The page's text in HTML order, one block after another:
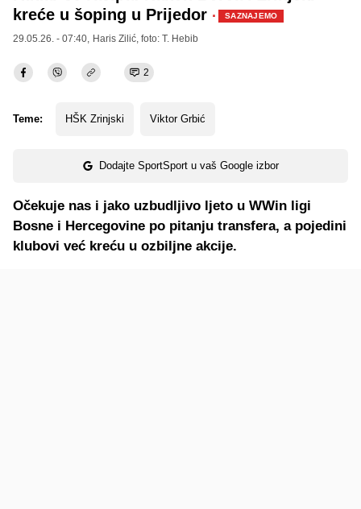
kreće u šoping u Prijedor · SAZNAJEMO
29.05.26. - 07:40, Haris Zilić , foto: T. Hebib
2
Teme: HŠK Zrinjski Viktor Grbić
Dodajte SportSport u vaš Google izbor
Očekuje nas i jako uzbudljivo ljeto u WWin ligi
Bosne i Hercegovine po pitanju transfera, a pojedini
klubovi već kreću u ozbiljne akcije.